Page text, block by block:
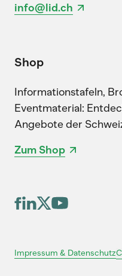
info@lid.ch
Shop
Informationstafeln,
Eventmaterial:
Angebote der
Zum Shop
Impressum & Datenschutz